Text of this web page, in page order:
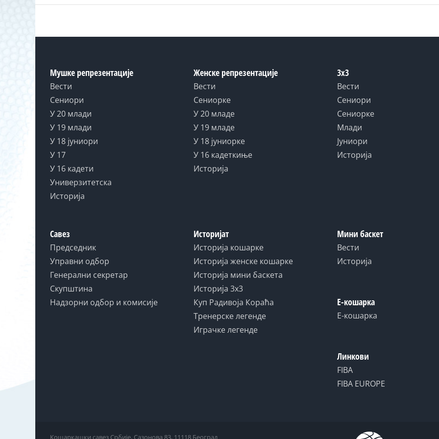
Мушке репрезентације
Вести
Сениори
У 20 млади
У 19 млади
У 18 јуниори
У 17
У 16 кадети
Универзитетска
Историја
Савез
Председник
Управни одбор
Генерални секретар
Скупштина
Надзорни одбор и комисије
Женске репрезентације
Вести
Сениорке
У 20 младе
У 19 младе
У 18 јуниорке
У 16 кадеткиње
Историја
Историјат
Историја кошарке
Историја женске кошарке
Историја мини баскета
Историја 3x3
Куп Радивоја Кораћа
Тренерске легенде
Играчке легенде
3x3
Вести
Сениори
Сениорке
Млади
Јуниори
Историја
Мини баскет
Вести
Историја
Е-кошарка
Е-кошарка
Линкови
FIBA
FIBA EUROPE
Кошаркашки савез Србије, Сазонова 83, 11118 Београд